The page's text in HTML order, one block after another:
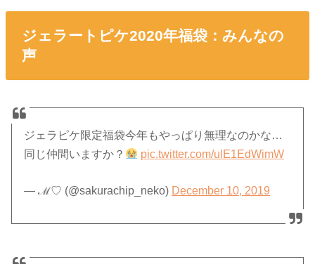
ジェラートピケ2020年福袋：みんなの
声
ジェラピケ限定福袋今年もやっぱり無理なのかな…
同じ仲間いますか？
pic.twitter.com/ulE1EdWimW
— ℳ♡ (@sakurachip_neko) December 10, 2019